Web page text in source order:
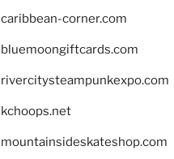
caribbean-corner.com
bluemoongiftcards.com
rivercitysteampunkexpo.com
kchoops.net
mountainsideskateshop.com